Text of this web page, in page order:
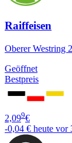
Raiffeisen
Oberer Westring
Geöffnet
Bestpreis
2,099€
-0,04 € heute vor